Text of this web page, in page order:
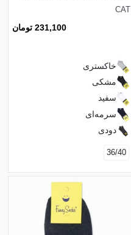
CAT
231,100 تومان
خاکستری
مشکی
سفید
سرمه‌ای
دودی
36/40